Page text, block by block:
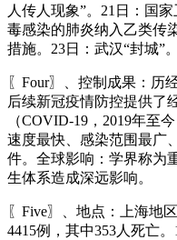
人传人现象”。21日：国
毒感染的肺炎纳入乙类传
措施。23日：武汉“封城”。
〖Four〗、控制成果：历
后续新冠疫情防控提供了
（COVID-19，2019年至
速度最快、感染范围最广
件。全球影响：学界称为
生体系造成深远影响。
〖Five〗、地点：上海地
4415例，其中353人死亡